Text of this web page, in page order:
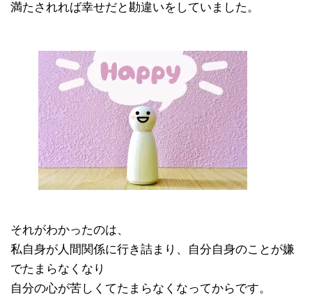
満たされれば幸せだと勘違いをしていました。
それがわかったのは、
私自身が人間関係に行き詰まり、自分自身のことが嫌
でたまらなくなり
自分の心が苦しくてたまらなくなってからです。